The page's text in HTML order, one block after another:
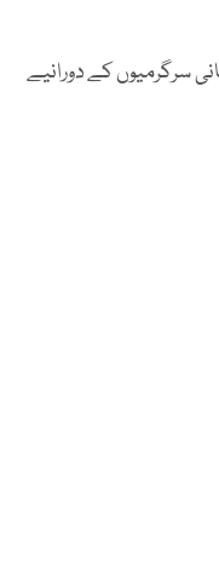
تھے۔ محققین نے جسمانی سرگرمیوں کے دورانیے